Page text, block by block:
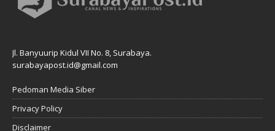
Jl. Banyuurip Kidul VII No. 8, Surabaya.
surabayapost.id@gmail.com
Pedoman Media Siber
Privacy Policy
Disclaimer